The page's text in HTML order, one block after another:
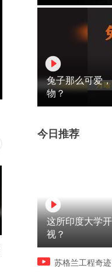
穷小子在新婚之夜放走新
后新娘拿3个亿回来报恩
兔子那么可爱
物？
今日推荐
这所印度大学
视？
苏格兰工程奇